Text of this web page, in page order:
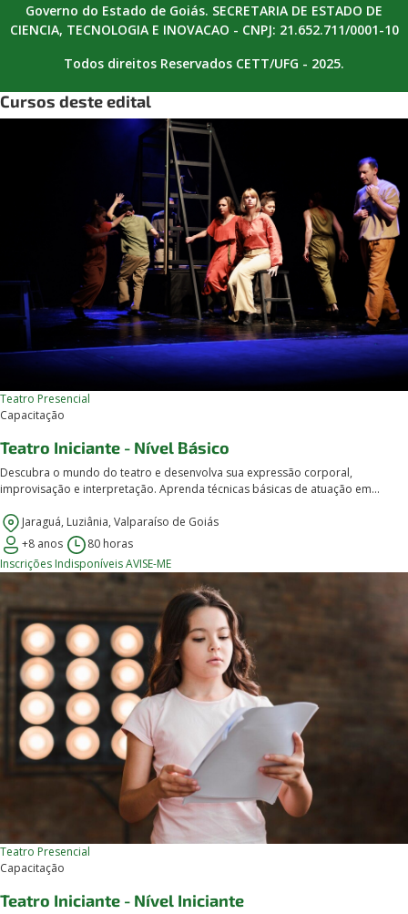
Governo do Estado de Goiás. SECRETARIA DE ESTADO DE
CIENCIA, TECNOLOGIA E INOVACAO - CNPJ: 21.652.711/0001-10
Todos direitos Reservados CETT/UFG - 2025.
Cursos deste edital
Teatro Presencial
Capacitação
Teatro Iniciante - Nível Básico
Descubra o mundo do teatro e desenvolva sua expressão corporal,
improvisação e interpretação. Aprenda técnicas básicas de atuação em...
Jaraguá, Luziânia, Valparaíso de Goiás
+8 anos
80 horas
Inscrições IndisponíveisAVISE-ME
Teatro Presencial
Capacitação
Teatro Iniciante - Nível Iniciante